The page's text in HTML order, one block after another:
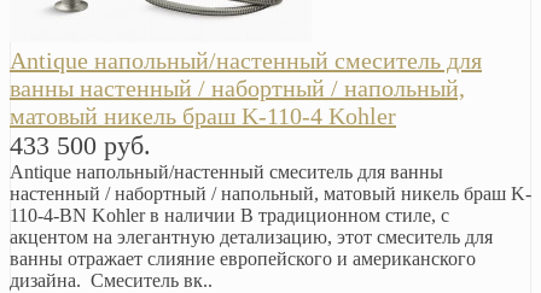
Antique напольный/настенный смеситель для
ванны настенный / набортный / напольный,
матовый никель браш K-110-4 Kohler
433 500 руб.
Antique напольный/настенный смеситель для ванны
настенный / набортный / напольный, матовый никель браш K-
110-4-BN Kohler в наличии В традиционном стиле, с
акцентом на элегантную детализацию, этот смеситель для
ванны отражает слияние европейского и американского
дизайна. Смеситель вк..